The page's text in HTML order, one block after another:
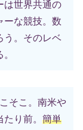
は世界共通の
ーな競技。数
う。そのレベ
そこ。南米や
り前。 簡単